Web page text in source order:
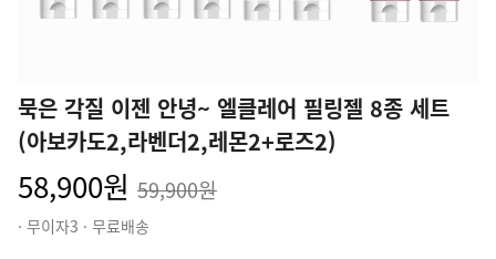
묵은 각질 이젠 안녕~ 엘클레어 필링젤 8종 세트
(아보카도2,라벤더2,레몬2+로즈2)
58,900원 59,900원
· 무이자3 · 무료배송